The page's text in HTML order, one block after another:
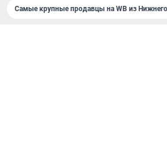
Самые крупные продавцы на WB из Нижнего